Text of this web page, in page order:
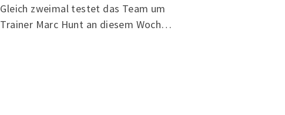
Gleich zweimal testet das Team um
Trainer Marc Hunt an diesem Woch…